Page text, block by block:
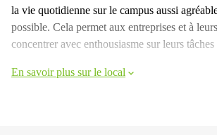
la vie quotidienne sur le campus aussi
possible. Cela permet aux entreprises et à
concentrer avec enthousiasme sur leurs tâches
En savoir plus sur le local